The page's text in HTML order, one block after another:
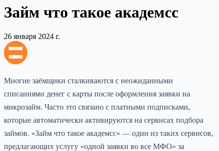
Займ что такое академсс
26 января 2024 г.
Многие заёмщики сталкиваются с неожиданными
списаниями денег с карты после оформления заявки на
микрозайм. Часто это связано с платными подписками,
которые автоматически активируются на сервисах подбора
займов. «Займ что такое академсс» — один из таких сервисов,
предлагающих услугу «одной заявки во все МФО» за